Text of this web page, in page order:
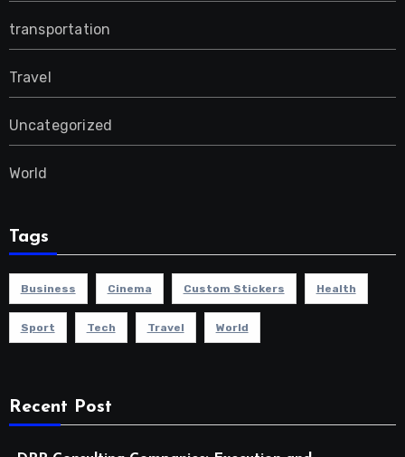
transportation
Travel
Uncategorized
World
Tags
Business Cinema Custom Stickers Health
Sport Tech Travel World
Recent Post